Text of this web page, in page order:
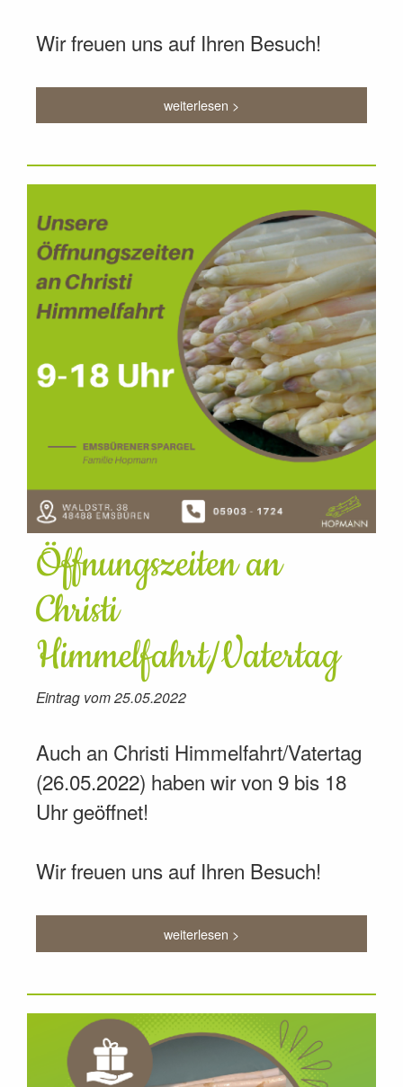
Wir freuen uns auf Ihren Besuch!
weiterlesen >
Öffnungszeiten an
Christi
Himmelfahrt/Vatertag
Eintrag vom 25.05.2022
Auch an Christi Himmelfahrt/Vatertag
(26.05.2022) haben wir von 9 bis 18
Uhr geöffnet!
Wir freuen uns auf Ihren Besuch!
weiterlesen >